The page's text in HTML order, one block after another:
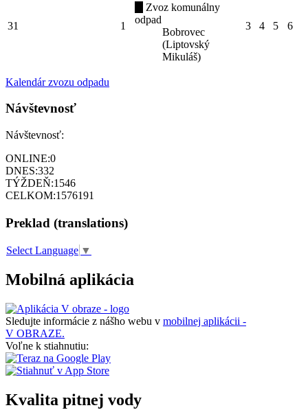
31 1
Zvoz komunálny
odpad
Bobrovec
(Liptovský
Mikuláš)
3 4 5 6
Kalendár zvozu odpadu
Návštevnosť
Návštevnosť:
ONLINE:0
DNES:332
TÝŽDEŇ:1546
CELKOM:1576191
Preklad (translations)
Select Language ▼
Mobilná aplikácia
Sledujte informácie z nášho webu v mobilnej aplikácii -
V OBRAZE.
Voľne k stiahnutiu:
Kvalita pitnej vody